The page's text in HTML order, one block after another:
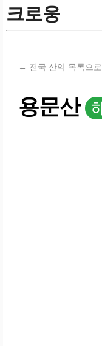
크로웅
← 전국 산악 목록으
용문산